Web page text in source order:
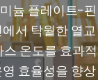
늄 플레이트-핀
서 탁월한 열교
온도를 효과적
효율성을 향상